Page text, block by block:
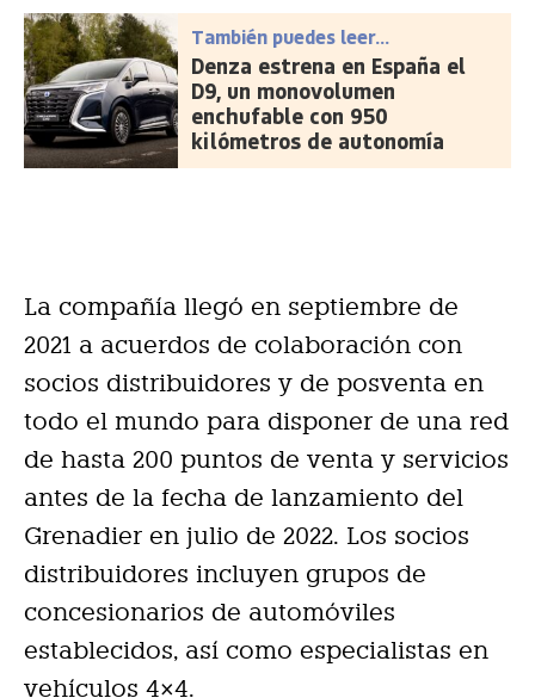
También puedes leer...
Denza estrena en España el
D9, un monovolumen
enchufable con 950
kilómetros de autonomía
La compañía llegó en septiembre de
2021 a acuerdos de colaboración con
socios distribuidores y de posventa en
todo el mundo para disponer de una red
de hasta 200 puntos de venta y servicios
antes de la fecha de lanzamiento del
Grenadier en julio de 2022. Los socios
distribuidores incluyen grupos de
concesionarios de automóviles
establecidos, así como especialistas en
vehículos 4×4.